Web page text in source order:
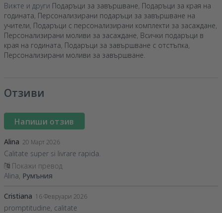
Вижте и други Подаръци за завършване, Подаръци за края на
годината, Персонализирани подаръци за завършване на
учители, Подаръци с персонализирани комплекти за засаждане,
Персонализирани моливи за засаждане, Всички подаръци в
края на годината, Подаръци за завършване с отстъпка,
Персонализирани моливи за завършване.
Отзиви
Напиши отзив
Alina 20 Март 2026
Calitate super si livrare rapida.
Покажи превод
Alina, Румъния
Cristiana 16 Февруари 2026
promptitudine, calitate